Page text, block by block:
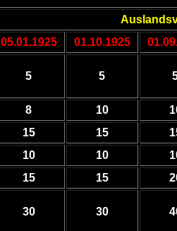
05.01.1925
01.10.1925
5
5
8 10
15 15
10 10
15 15
30
30